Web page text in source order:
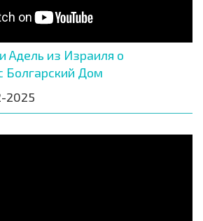
Адель из Израиля о
Болгарский Дом
2025